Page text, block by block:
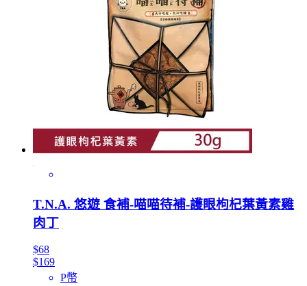
T.N.A. 悠遊 食補-喵喵待補-護眼枸杞葉黃素雞
肉丁
$68
$169
P幣